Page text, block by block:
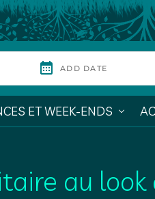
ET WEEK-ENDS
au look